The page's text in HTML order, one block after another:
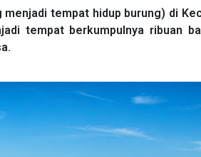
menjadi tempat hidup burung) di
tempat berkumpulnya ribuan